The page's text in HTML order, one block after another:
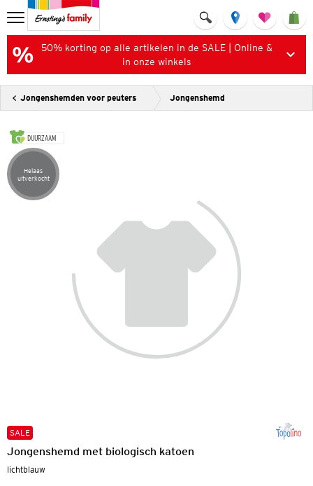
50% korting op alle artikelen in de SALE | Online &
in onze winkels
Jongenshemden voor peuters Jongenshemd
DUURZAAM
Artikel helaas uitverkocht
Helaas
uitverkocht
SALE
Jongenshemd met biologisch katoen
lichtblauw